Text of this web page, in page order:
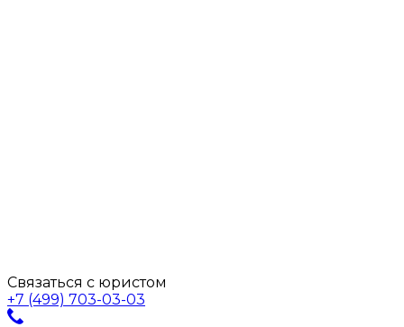
Связаться с юристом
+7 (499) 703-03-03